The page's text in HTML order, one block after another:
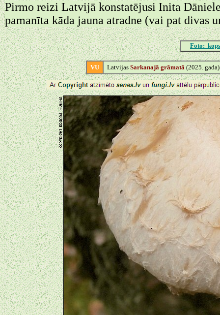
Pirmo reizi Latvijā konstatējusi Inita
pamanīta kāda jauna atradne (vai pat divas
Foto:
VU Latvijas Sarkanajā grāmatā(2025.